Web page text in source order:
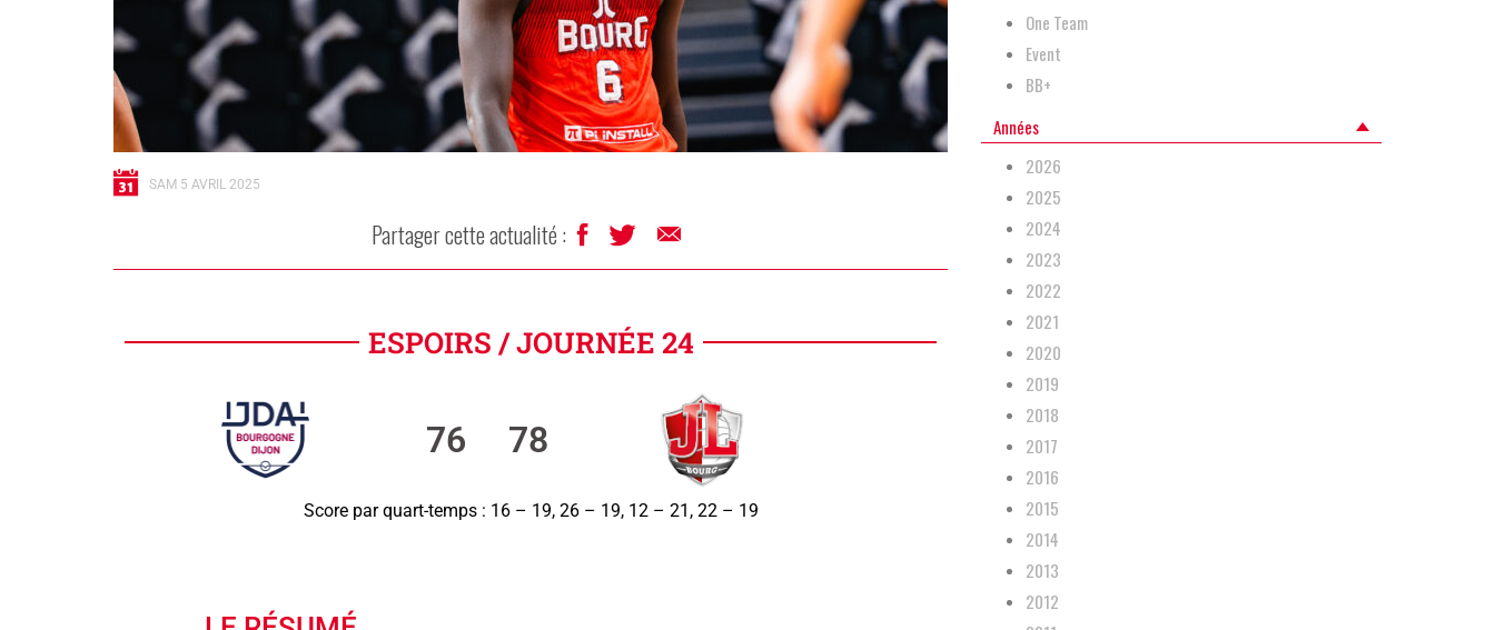
SAM 5 AVRIL 2025
Partager cette actualité :
ESPOIRS / JOURNÉE 24
76 78
Score par quart-temps : 16– 19, 26– 19, 12– 21, 22– 19
One Team
Event
BB+
Années
2026
2025
2024
2023
2022
2021
2020
2019
2018
2017
2016
2015
2014
2013
2012